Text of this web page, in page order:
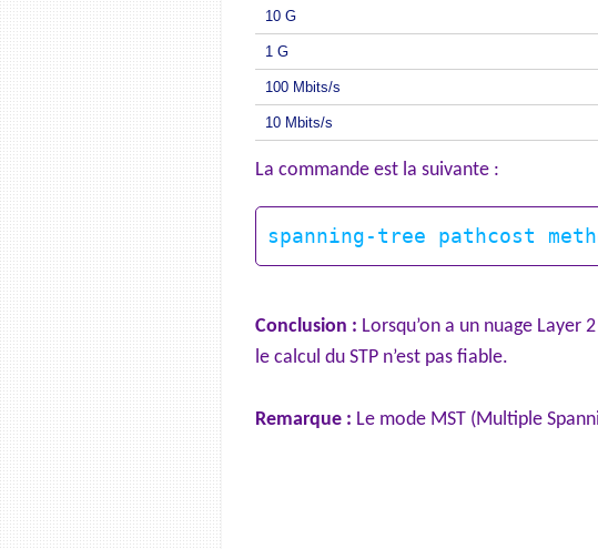
10 G
1 G
100 Mbits/s
10 Mbits/s
La commande est la suivante :
Conclusion : Lorsqu’on a un nuage Layer
le calcul du STP n’est pas fiable.
Remarque : Le mode MST (Multiple